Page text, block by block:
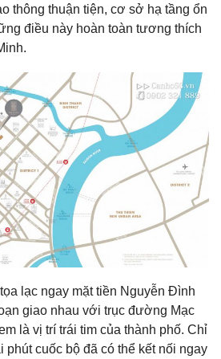
thông thuận tiện, cơ sở hạ tầng ổn
điều này hoàn toàn tương thích
lạc ngay mặt tiền Nguyễn Đình
giao nhau với trục đường Mạc
là vị trí trái tim của thành phố. Chỉ
cuốc bộ đã có thể kết nối ngay